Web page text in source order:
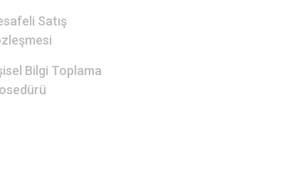
Satış
Bilgi Toplama